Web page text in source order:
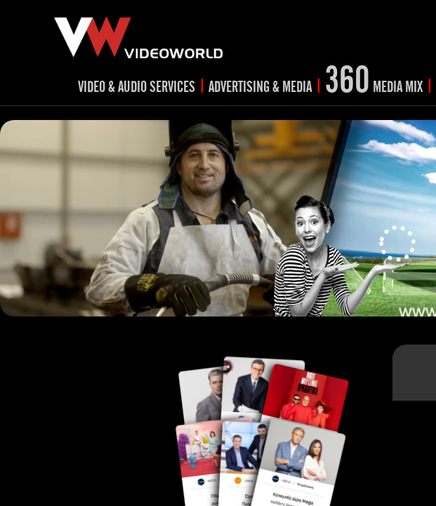
VIDEO & AUDIO SERVICES
TV spots
RADIO spots
Post production
Corporate videos
Trailer & Σήματα εκπομπών
Cultural videos
video applications for museums,
archeological sites & exhibitions
Product presentations
Documentary
Events & Conference
Dissemination material
Medical & Pharmaceutical
VIDEO Projections
Kids content
| ADVERTISING & MEDIA
RADIOadvertising
TVadvertising
Social Media video shorts
Creative Prints
Outdoor advertising
Media planning & mix
Visual material
European Media
| 360 MEDIA MIX |